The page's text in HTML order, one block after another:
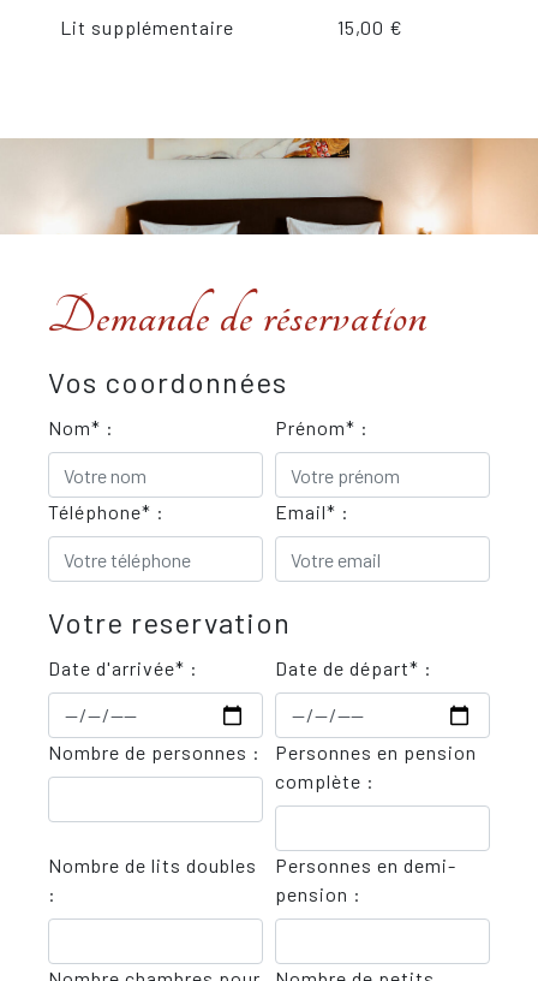
Lit supplémentaire 15,00 €
Demande de réservation
Vos coordonnées
Nom* : Prénom* :
Téléphone* : Email* :
Votre reservation
Date d'arrivée* : Date de départ* :
Nombre de personnes :
Personnes en pension
complète :
Nombre de lits doubles
:
Personnes en demi-
pension :